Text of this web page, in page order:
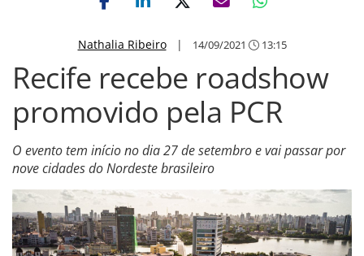
Nathalia Ribeiro| 14/09/2021 13:15
Recife recebe roadshow
promovido pela PCR
O evento tem início no dia 27 de setembro e vai passar por
nove cidades do Nordeste brasileiro